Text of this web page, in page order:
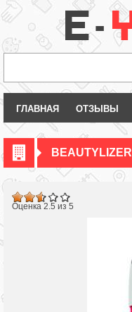
ГЛАВНАЯ ОТЗЫВЫ
BEAUTYLIZER
.5
Оценка 2.5 из 5